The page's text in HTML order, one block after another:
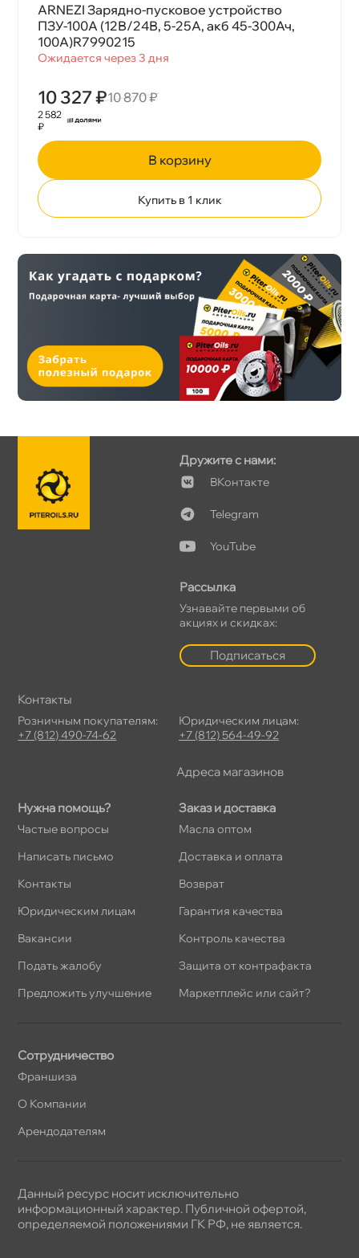
ARNEZI Зарядно-пусковое устройство
ПЗУ-100А (12В/24В, 5-25А, акб 45-300Ач,
100А)R7990215
Ожидается через 3 дня
10 327 ₽10 870 ₽
2 582
₽
корзину
Купить в 1 клик
Нужна помощь?
Частые вопросы
Написать письмо
Контакты
Юридическим лицам
акансии
Подать жалобу
Предложить улучшение
Заказ и доставка
Масла оптом
Доставка и оплата
озврат
Гарантия качества
Контроль качества
Защита от контрафакта
Маркетплейс или сайт?
Дружите с нами:
Контакте
Telegram
YouTube
Рассылка
Узнавайте первыми о
акциях и скидках:
Подписаться
Сотрудничество
Франшиза
О Компании
Арендодателям
Контакты
Розничным покупателям:
+7 (812) 490-74-62
Юридическим лицам:
+7 (812) 564-49-92
Адреса магазино
Данный ресурс носит исключительно
информационный характер. Публичной офертой,
определяемой положениями ГК РФ, не является.